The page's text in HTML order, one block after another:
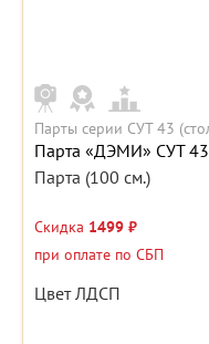
Парты серии СУТ 43
Парта «ДЭМИ» СУТ 43
Парта (100 см.)
Скидка 1499 ₽
при оплате по СБП
Цвет ЛДСП